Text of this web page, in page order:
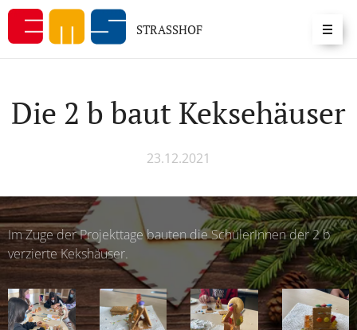
STRASSHOF
Die 2 b baut Keksehäuser
23.12.2021
Im Zuge der Projekttage bauten die SchülerInnen der 2 b
verzierte Kekshäuser.